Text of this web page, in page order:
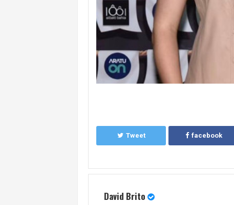
Tweet facebook
David Brito